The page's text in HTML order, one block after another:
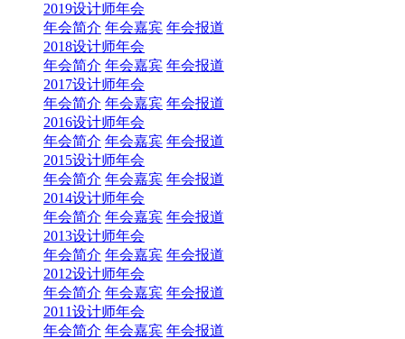
2019设计师年会
年会简介 年会嘉宾 年会报道
2018设计师年会
年会简介 年会嘉宾 年会报道
2017设计师年会
年会简介 年会嘉宾 年会报道
2016设计师年会
年会简介 年会嘉宾 年会报道
2015设计师年会
年会简介 年会嘉宾 年会报道
2014设计师年会
年会简介 年会嘉宾 年会报道
2013设计师年会
年会简介 年会嘉宾 年会报道
2012设计师年会
年会简介 年会嘉宾 年会报道
2011设计师年会
年会简介 年会嘉宾 年会报道